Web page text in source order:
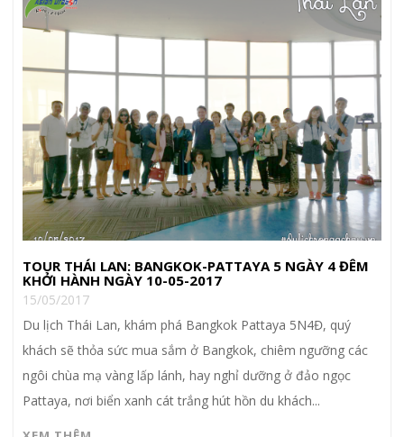
TOUR THÁI LAN: BANGKOK-PATTAYA 5 NGÀY 4 ĐÊM
KHỞI HÀNH NGÀY 10-05-2017
15/05/2017
Du lịch Thái Lan, khám phá Bangkok Pattaya 5N4Đ, quý
khách sẽ thỏa sức mua sắm ở Bangkok, chiêm ngưỡng các
ngôi chùa mạ vàng lấp lánh, hay nghỉ dưỡng ở đảo ngọc
Pattaya, nơi biển xanh cát trắng hút hồn du khách...